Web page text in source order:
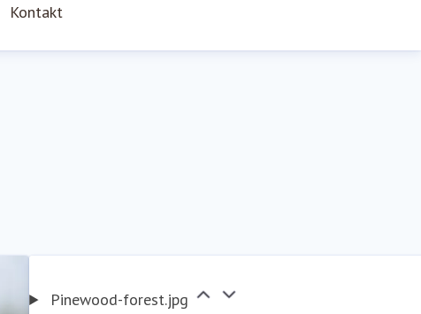
Kontakt
Pinewood-forest.jpg